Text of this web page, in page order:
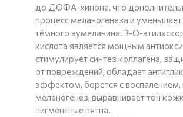
до ДОФА-хинона, что
процесс меланогенеза и уменьшает
тёмного эумеланина. 3-О-
кислота является мощным
стимулирует синтез коллагена,
от повреждений, обладает
эффектом, борется с воспалением,
меланогенез, выравнивает тон
пигментные пятна.